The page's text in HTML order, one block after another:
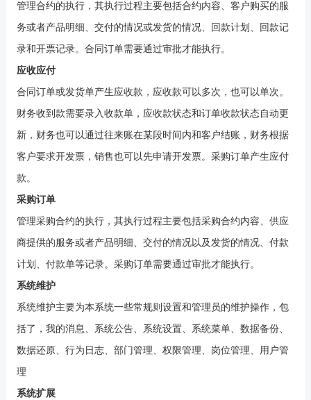
管理合约的执行，其执行过程主要包括合约内容、客户购买的服
务或者产品明细、交付的情况或发货的情况、回款计划、回款记
录和开票记录。合同订单需要通过审批才能执行。
应收应付
合同订单或发货单产生应收款，应收款可以多次，也可以单次。
财务收到款需要录入收款单，应收款状态和订单收款状态自动更
新，财务也可以通过往来账在某段时间内和客户结账，财务根据
客户要求开发票，销售也可以先申请开发票。采购订单产生应付
款。
采购订单
管理采购合约的执行，其执行过程主要包括采购合约内容、供应
商提供的服务或者产品明细、交付的情况以及发货的情况、付款
计划、付款单等记录。采购订单需要通过审批才能执行。
系统维护
系统维护主要为本系统一些常规则设置和管理员的维护操作，包
括了，我的消息、系统公告、系统设置、系统菜单、数据备份、
数据还原、行为日志、部门管理、权限管理、岗位管理、用户管
理
系统扩展